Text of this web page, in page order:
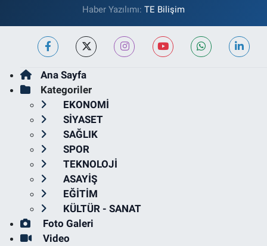
Haber Yazılımı: TE Bilişim
Ana Sayfa
Kategoriler
EKONOMİ
SİYASET
SAĞLIK
SPOR
TEKNOLOJİ
ASAYİŞ
EĞİTİM
KÜLTÜR - SANAT
Foto Galeri
Video